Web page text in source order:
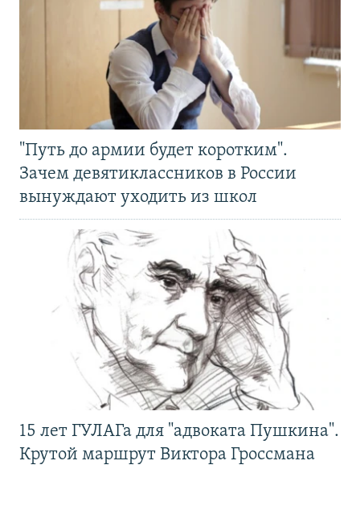
"Путь до армии будет коротким".
Зачем девятиклассников в России
вынуждают уходить из школ
15 лет ГУЛАГа для "адвоката Пушкина".
Крутой маршрут Виктора Гроссмана